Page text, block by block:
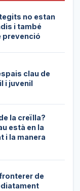
no estan
i també
prevenció
clau de
i juvenil
la creïlla?
està en la
i la manera
de